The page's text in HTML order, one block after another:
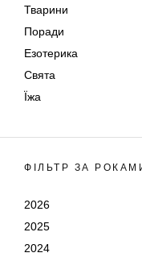
Тварини
Поради
Езотерика
Свята
Їжа
ФІЛЬТР ЗА
2026
2025
2024